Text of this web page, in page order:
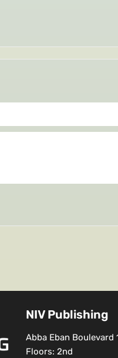
NIV Publishing
Abba Eban Boulevard
Floors: 2nd